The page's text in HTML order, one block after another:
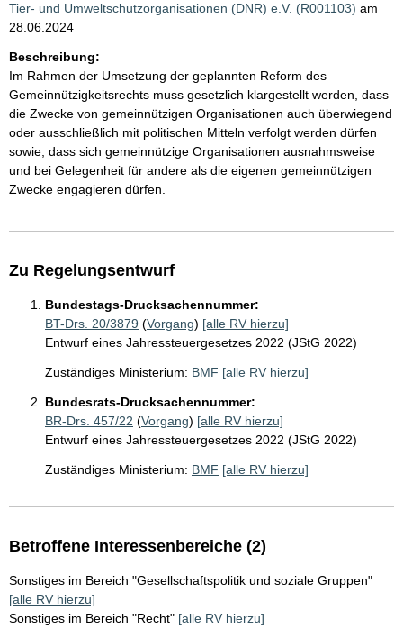
Tier- und Umweltschutzorganisationen (DNR) e.V. (R001103) am
28.06.2024
Beschreibung:
Im Rahmen der Umsetzung der geplannten Reform des
Gemeinnützigkeitsrechts muss gesetzlich klargestellt werden, dass
die Zwecke von gemeinnützigen Organisationen auch überwiegend
oder ausschließlich mit politischen Mitteln verfolgt werden dürfen
sowie, dass sich gemeinnützige Organisationen ausnahmsweise
und bei Gelegenheit für andere als die eigenen gemeinnützigen
Zwecke engagieren dürfen.
Zu Regelungsentwurf
Bundestags-Drucksachennummer:
BT-Drs. 20/3879 (Vorgang) [alle RV hierzu]
Entwurf eines Jahressteuergesetzes 2022 (JStG 2022)
Zuständiges Ministerium: BMF [alle RV hierzu]
Bundesrats-Drucksachennummer:
BR-Drs. 457/22 (Vorgang) [alle RV hierzu]
Entwurf eines Jahressteuergesetzes 2022 (JStG 2022)
Zuständiges Ministerium: BMF [alle RV hierzu]
Betroffene Interessenbereiche (2)
Sonstiges im Bereich "Gesellschaftspolitik und soziale Gruppen"
[alle RV hierzu]
Sonstiges im Bereich "Recht" [alle RV hierzu]